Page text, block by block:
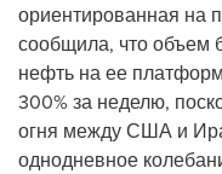
ориентированная на
сообщила, что объем
нефть на ее
300% за неделю,
огня между США и
однодневное